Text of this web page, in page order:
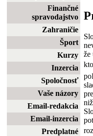
Finančné
spravodajstvo
Zahraničie
Šport
Kurzy
Inzercia
Spoločnosť
Vaše názory
Email-redakcia
Email-inzercia
Predplatné
že